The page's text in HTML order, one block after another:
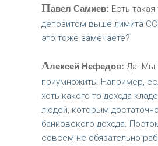
Павел Самиев: Есть
депозитом выше лимита
это тоже замечаете?
Алексей Нефедов: Да. Мы
приумножить. Например,
хоть какого-то дохода
людей, которым
банковского дохода.
совсем не обязательно